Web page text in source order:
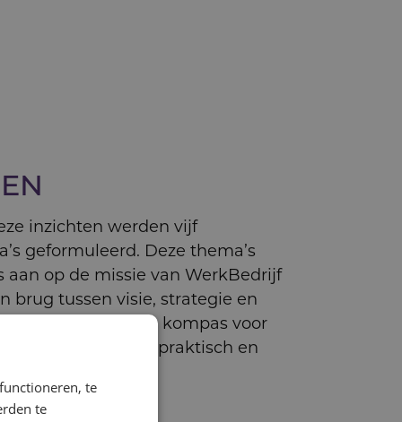
inzichten werden vijf
geformuleerd. Deze thema’s
aan op de missie van WerkBedrijf
brug tussen visie, strategie en
Ze werden het kompas voor
herkenbaar, praktisch en
te
te